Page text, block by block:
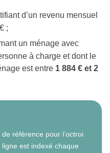
d’un revenu mensuel
;
un ménage avec
à charge et dont le
est entre 1 884 € et 2
référence pour l’octroi
est indexé chaque